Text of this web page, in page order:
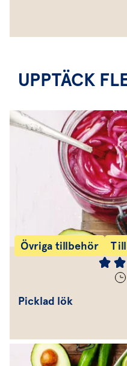
UPPTÄCK
Övriga tillbehör
Picklad lök